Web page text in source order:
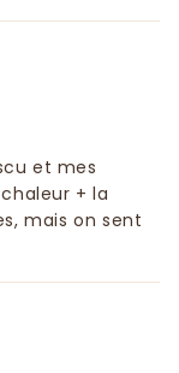
et mes
+ la
mais on sent